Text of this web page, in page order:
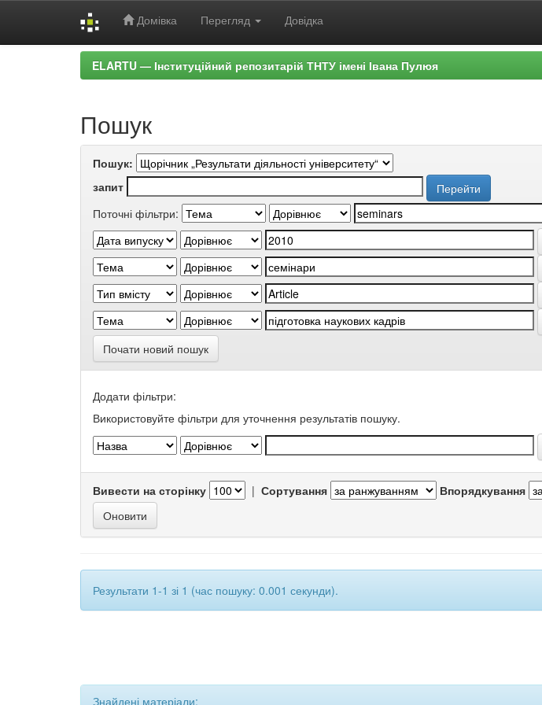
Домівка Перегляд Довідка
ELARTU — Інституційний репозитарій ТНТУ імені Івана Пулюя
Пошук
Пошук:
запит
Поточні фільтри:
Почати новий пошук
Додати фільтри:
Використовуйте фільтри для уточнення результатів пошуку.
Вивести на сторінку | Сортування Впорядкування
Результати 1-1 зі 1 (час пошуку: 0.001 секунди).
Знайдені матеріали: